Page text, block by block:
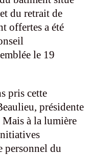
du retrait de
offertes a été
le 19
pris cette
présidente
à la lumière
personnel du